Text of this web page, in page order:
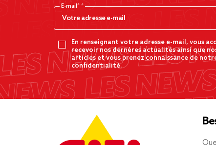
E-mail*
En renseignant votre adresse e-mail, vous
recevoir nos dernères actualités ainsi que
articles et vous prenez connaissance de
confidentialité.